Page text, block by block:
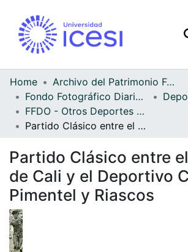
Home
Archivo del Patrimonio Fotográfico y Fílmico del Valle del Cauca
Fondo Fotográfico Diario Occidente
FFDO - Otros Deportes - Patrimonial
Partido Clásico entre el América de Cali y el Deportivo Cali. Pimentel y Riascos
Partido Clásico entre
de Cali y el Deportivo
Pimentel y Riascos